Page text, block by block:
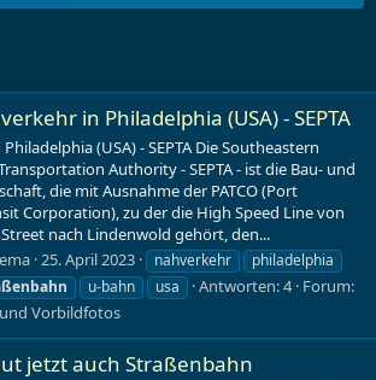
in Philadelphia (USA) - SEPTA
(USA) - SEPTA Die Southeastern
Authority - SEPTA - ist die Bau- und
die mit Ausnahme der PATCO (Port
Corporation), zu der die High Speed Line von
nach Lindenwold gehört, den...
25. April 2023 nahverkehr
philadelphia
u-bahn usa Antworten: 4 Forum:
Vorbildfotos
jetzt auch Straßenbahn